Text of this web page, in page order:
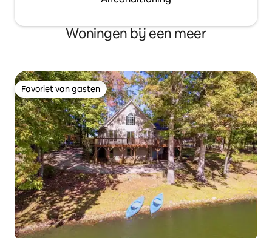
Woningen bij een meer
Favoriet van gasten
Favoriet van gasten